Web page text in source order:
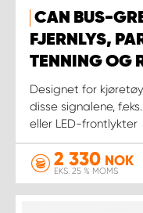
CAN BUS-
FJERNLYS,
TENNING OG
Designet for
disse signalene,
eller LED-frontlykter
2 330 NOK
EKS. 25 % MOMS